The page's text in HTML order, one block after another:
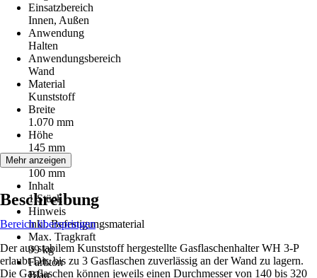
Einsatzbereich
Innen, Außen
Anwendung
Halten
Anwendungsbereich
Wand
Material
Kunststoff
Breite
1.070 mm
Höhe
145 mm
Tiefe
100 mm
Inhalt
1 Stück
Hinweis
inkl. Befestigungsmaterial
Max. Tragkraft
99 kg
Farbton
Blau
Mehr anzeigen
Beschreibung
Bereich überspringen
Der aus stabilem Kunststoff hergestellte Gasflaschenhalter WH 3-P
erlaubt Dir, bis zu 3 Gasflaschen zuverlässig an der Wand zu lagern.
Die Gasflaschen können jeweils einen Durchmesser von 140 bis 320